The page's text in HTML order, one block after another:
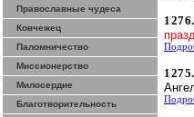
Православные чудеса
Ковчежец
Паломничество
Миссионерство
Милосердие
Благотворительность
1276.
1275.